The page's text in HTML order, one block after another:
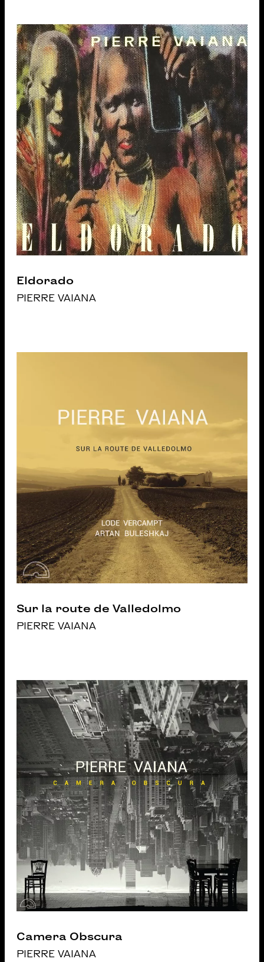
Eldorado
PIERRE VAIANA
Sur la route de Valledolmo
PIERRE VAIANA
Camera Obscura
PIERRE VAIANA